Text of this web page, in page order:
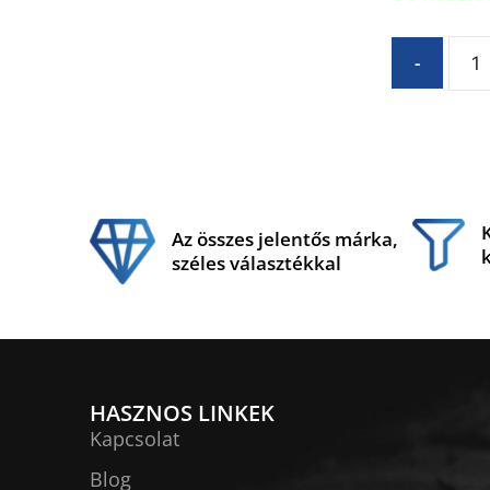
-
Az összes jelentős márka,
széles választékkal
HASZNOS LINKEK
Kapcsolat
Blog